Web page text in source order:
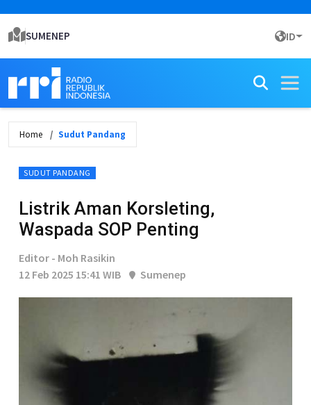
SUMENEP ID
Home Sudut Pandang
SUDUT PANDANG
Listrik Aman Korsleting,
Waspada SOP Penting
Editor - Moh Rasikin
12 Feb 2025 15:41 WIB
Sumenep